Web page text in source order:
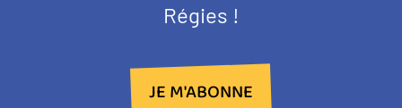
Régies !
JE M'ABONNE